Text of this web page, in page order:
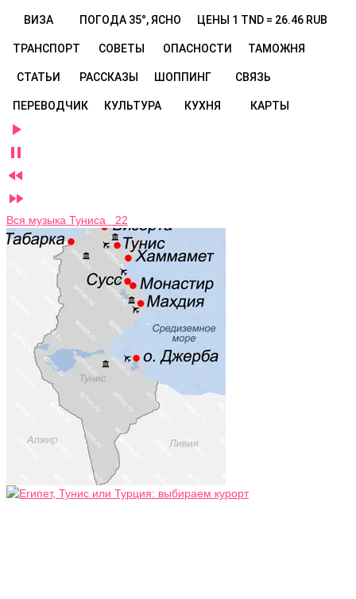
ВИЗА ПОГОДА 35°, ЯСНО ЦЕНЫ 1 TND = 26.46 RUB
ТРАНСПОРТ СОВЕТЫ ОПАСНОСТИ ТАМОЖНЯ
СТАТЬИ РАССКАЗЫ ШОППИНГ СВЯЗЬ
ПЕРЕВОДЧИК КУЛЬТУРА КУХНЯ КАРТЫ




Вся музыка Туниса 22